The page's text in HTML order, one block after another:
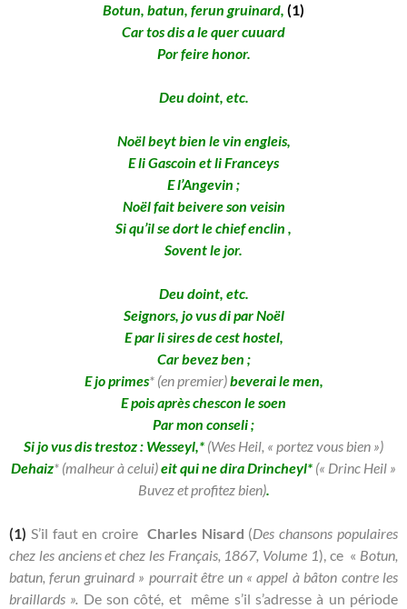
Botun, batun, ferun gruinard, (1)
Car tos dis a le quer cuuard
Por feire honor.
Deu doint, etc.
Noël beyt bien le vin engleis,
E li Gascoin et li Franceys
E l’Angevin ;
Noël fait beivere son veisin
Si qu’il se dort le chief enclin ,
Sovent le jor.
Deu doint, etc.
Seignors, jo vus di par Noël
E par li sires de cest hostel,
Car bevez ben ;
E jo primes* (en premier)beverai le men,
E pois après chescon le soen
Par mon conseli ;
Si jo vus dis trestoz : Wesseyl,* (Wes Heil, « portez vous bien »)
Dehaiz* (malheur à celui)eit qui ne dira Drincheyl* (« Drinc Heil »
Buvez et profitez bien).
(1) S’il faut en croire Charles Nisard (Des chansons populaires
chez les anciens et chez les Français, 1867, Volume 1), ce « Botun,
batun, ferun gruinard » pourrait être un « appel à bâton contre les
braillards ». De son côté, et même s’il s’adresse à un période